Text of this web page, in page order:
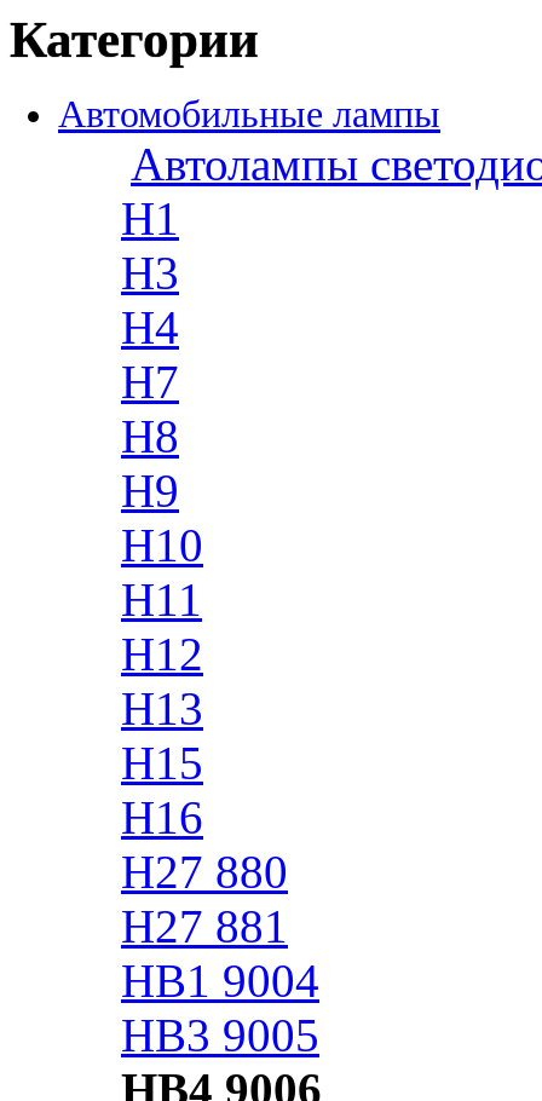
Категории
Автомобильные лампы
Автолампы
H1
H3
H4
H7
H8
H9
H10
H11
H12
H13
H15
H16
H27 880
H27 881
HB1 9004
HB3 9005
HB4 9006